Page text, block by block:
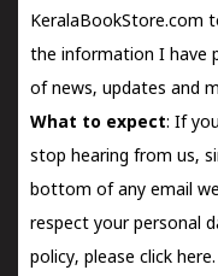
KeralaBookStore.com
the information I have
of news, updates and
What to expect: If
stop hearing from us,
bottom of any email
respect your personal
policy, please click here.